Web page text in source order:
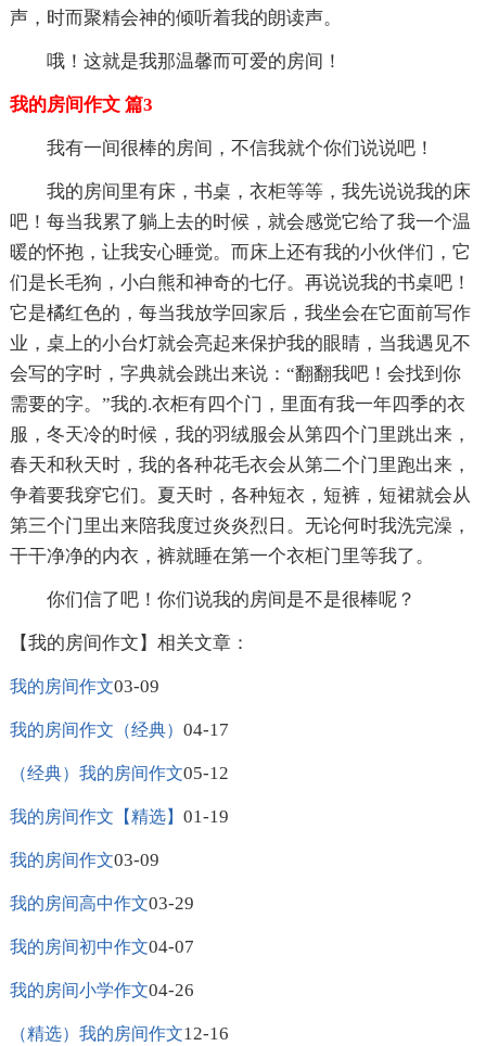
声，时而聚精会神的倾听着我的朗读声。
哦！这就是我那温馨而可爱的房间！
我的房间作文 篇3
我有一间很棒的房间，不信我就个你们说说吧！
我的房间里有床，书桌，衣柜等等，我先说说我的床
吧！每当我累了躺上去的时候，就会感觉它给了我一个温
暖的怀抱，让我安心睡觉。而床上还有我的小伙伴们，它
们是长毛狗，小白熊和神奇的七仔。再说说我的书桌吧！
它是橘红色的，每当我放学回家后，我坐会在它面前写作
业，桌上的小台灯就会亮起来保护我的眼睛，当我遇见不
会写的字时，字典就会跳出来说：“翻翻我吧！会找到你
需要的字。”我的.衣柜有四个门，里面有我一年四季的衣
服，冬天冷的时候，我的羽绒服会从第四个门里跳出来，
春天和秋天时，我的各种花毛衣会从第二个门里跑出来，
争着要我穿它们。夏天时，各种短衣，短裤，短裙就会从
第三个门里出来陪我度过炎炎烈日。无论何时我洗完澡，
干干净净的内衣，裤就睡在第一个衣柜门里等我了。
你们信了吧！你们说我的房间是不是很棒呢？
【我的房间作文】相关文章：
我的房间作文03-09
我的房间作文（经典） 04-17
（经典）我的房间作文05-12
我的房间作文【精选】 01-19
我的房间作文03-09
我的房间高中作文03-29
我的房间初中作文04-07
我的房间小学作文04-26
（精选）我的房间作文12-16